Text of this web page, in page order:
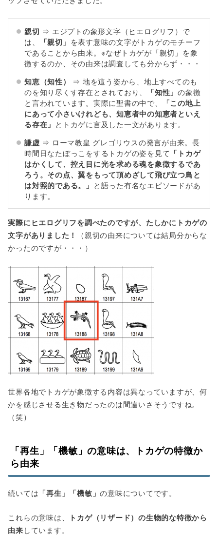
親切 ⇒ エジプトの象形文字（ヒエログリフ）で
は、
「親切」 を表す意味の文字がトカゲのモチーフ
であることから由来。※なぜトカゲが「親切」を象
徴するのか、その由来は調査しても分からず・・・
知恵（知性） ⇒ 地を這う姿から、地上すべてのも
のを知り尽くす存在とされており、
「知性」の象徴
と言われています。実際に聖書の中で、
「この地上
にあって小さいけれども、知恵者中の知恵者といえ
る存在」 とトカゲに言及した一文があります。
謙虚 ⇒ ローマ教皇 グレゴリウスの発言が由来。長
時間日なたぼっこをするトカゲの姿を見て 「トカゲ
はかくして、控え目に光を求める魂を象徴するであ
ろう。その点、翼をもって頂めざして飛び立つ鳥と
は対照的である。」 と語った有名なエピソードがあ
ります。
実際にヒエログリフを調べたのですが、たしかにトカゲの
文字がありました！
（親切の由来については結局分からな
かったのですが・・・）
世界各地でトカゲが象徴する内容は異なっていますが、何
かを感じさせる生き物だったのは間違いさそうですね。
（笑）
「再生」「機敏」の意味は、トカゲの特徴か
ら由来
続いては 「再生」「機敏」の意味についてです。
これらの意味は、
トカゲ（リザード）の生物的な特徴から
由来しています。